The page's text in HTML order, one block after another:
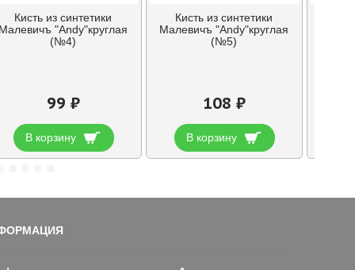
Кисть из синтетики
"Andy"круглая
(№4)
99 ₽
В корзину
Кисть из синтетики
Малевичъ "Andy"круглая
(№5)
108 ₽
В корзину